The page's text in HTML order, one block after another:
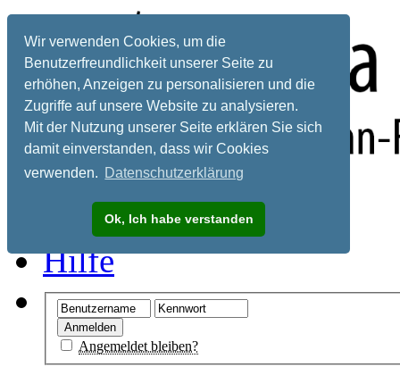
Wir verwenden Cookies, um die
Benutzerfreundlichkeit unserer Seite zu
erhöhen, Anzeigen zu personalisieren und die
Zugriffe auf unsere Website zu analysieren.
Mit der Nutzung unserer Seite erklären Sie sich
damit einverstanden, dass wir Cookies
verwenden. Datenschutzerklärung
Ok, Ich habe verstanden
Registrieren
Hilfe
Angemeldet bleiben?